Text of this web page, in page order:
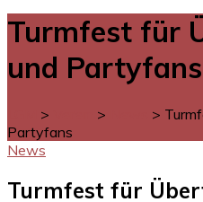
Turmfest für
und Partyfans
> > >
Partyfans
News
Turmfest für